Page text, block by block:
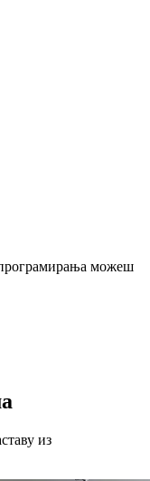
можеш
из